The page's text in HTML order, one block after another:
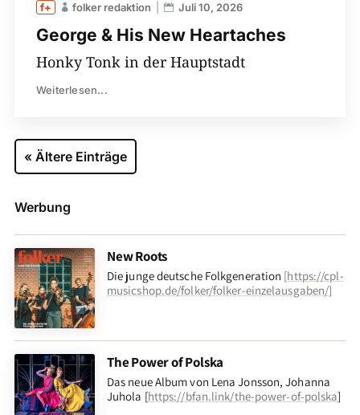
George & His New Heartaches
folker redaktion Juli 10, 2026
Honky Tonk in der Hauptstadt
Weiterlesen...
« Ältere Einträge
Werbung
New Roots
Die junge deutsche Folkgeneration [https://cpl-
musicshop.de/folker/folker-einzelausgaben/]
The Power of Polska
Das neue Album von Lena Jonsson, Johanna
Juhola [https://bfan.link/the-power-of-polska]